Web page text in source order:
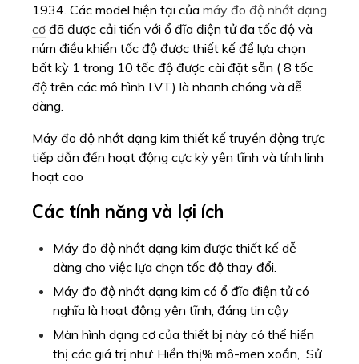
1934. Các model hiện tại của máy đo độ nhớt dạng
cơ đã được cải tiến với ổ đĩa điện tử đa tốc độ và
núm điều khiển tốc độ được thiết kế để lựa chọn
bất kỳ 1 trong 10 tốc độ được cài đặt sẵn ( 8 tốc
độ trên các mô hình LVT) là nhanh chóng và dễ
dàng.
Máy đo độ nhớt dạng kim thiết kế truyền động trực
tiếp dẫn đến hoạt động cực kỳ yên tĩnh và tính linh
hoạt cao
Các tính năng và lợi ích
Máy đo độ nhớt dạng kim được thiết kế dễ
dàng cho việc lựa chọn tốc độ thay đổi.
Máy đo độ nhớt dạng kim có ổ đĩa điện tử có
nghĩa là hoạt động yên tĩnh, đáng tin cậy
Màn hình dạng cơ của thiết bị này có thể hiển
thị các giá trị như: Hiển thị% mô-men xoắn, Sử